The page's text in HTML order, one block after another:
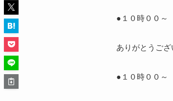
●１０時００
ありがとうござ
●１０時００